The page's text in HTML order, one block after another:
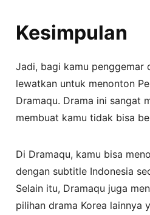
Kesimpulan
Jadi, bagi kamu penggemar
lewatkan untuk menonton
Dramaqu. Drama ini sangat
membuat kamu tidak bisa
Di Dramaqu, kamu bisa
dengan subtitle Indonesia
Selain itu, Dramaqu juga
pilihan drama Korea lainnya